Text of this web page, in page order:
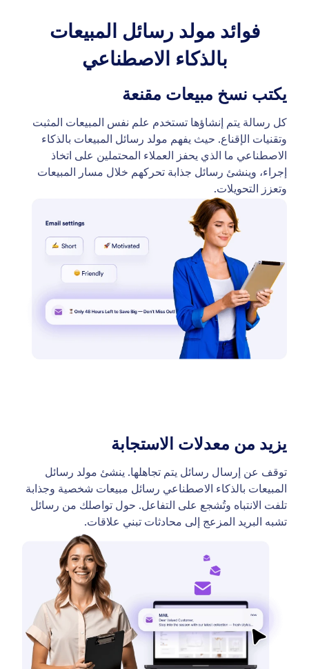
فوائد مولد رسائل المبيعات
بالذكاء الاصطناعي
يكتب نسخ مبيعات مقنعة
كل رسالة يتم إنشاؤها تستخدم علم نفس المبيعات المثبت
وتقنيات الإقناع. حيث يفهم مولد رسائل المبيعات بالذكاء
الاصطناعي ما الذي يحفز العملاء المحتملين على اتخاذ
إجراء، وينشئ رسائل جذابة تحركهم خلال مسار المبيعات
وتعزز التحويلات.
يزيد من معدلات الاستجابة
توقف عن إرسال رسائل يتم تجاهلها. ينشئ مولد رسائل
المبيعات بالذكاء الاصطناعي رسائل مبيعات شخصية وجذابة
تلفت الانتباه وتُشجع على التفاعل. حول تواصلك من رسائل
تشبه البريد المزعج إلى محادثات تبني علاقات.